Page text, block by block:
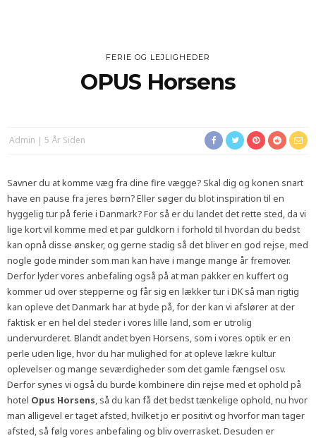
FERIE OG LEJLIGHEDER
OPUS Horsens
Admin 5 År Siden
Savner du at komme væg fra dine fire vægge? Skal dig og konen snart
have en pause fra jeres børn? Eller søger du blot inspiration til en
hyggelig tur på ferie i Danmark? For så er du landet det rette sted, da vi
lige kort vil komme med et par guldkorn i forhold til hvordan du bedst
kan opnå disse ønsker, og gerne stadig så det bliver en god rejse, med
nogle gode minder som man kan have i mange mange år fremover.
Derfor lyder vores anbefaling også på at man pakker en kuffert og
kommer ud over stepperne og får sig en lækker tur i DK så man rigtig
kan opleve det Danmark har at byde på, for der kan vi afslører at der
faktisk er en hel del steder i vores lille land, som er utrolig
undervurderet. Blandt andet byen Horsens, som i vores optik er en
perle uden lige, hvor du har mulighed for at opleve lækre kultur
oplevelser og mange seværdigheder som det gamle fængsel osv.
Derfor synes vi også du burde kombinere din rejse med et ophold på
hotel Opus Horsens, så du kan få det bedst tænkelige ophold, nu hvor
man alligevel er taget afsted, hvilket jo er positivt og hvorfor man tager
afsted, så følg vores anbefaling og bliv overrasket. Desuden er